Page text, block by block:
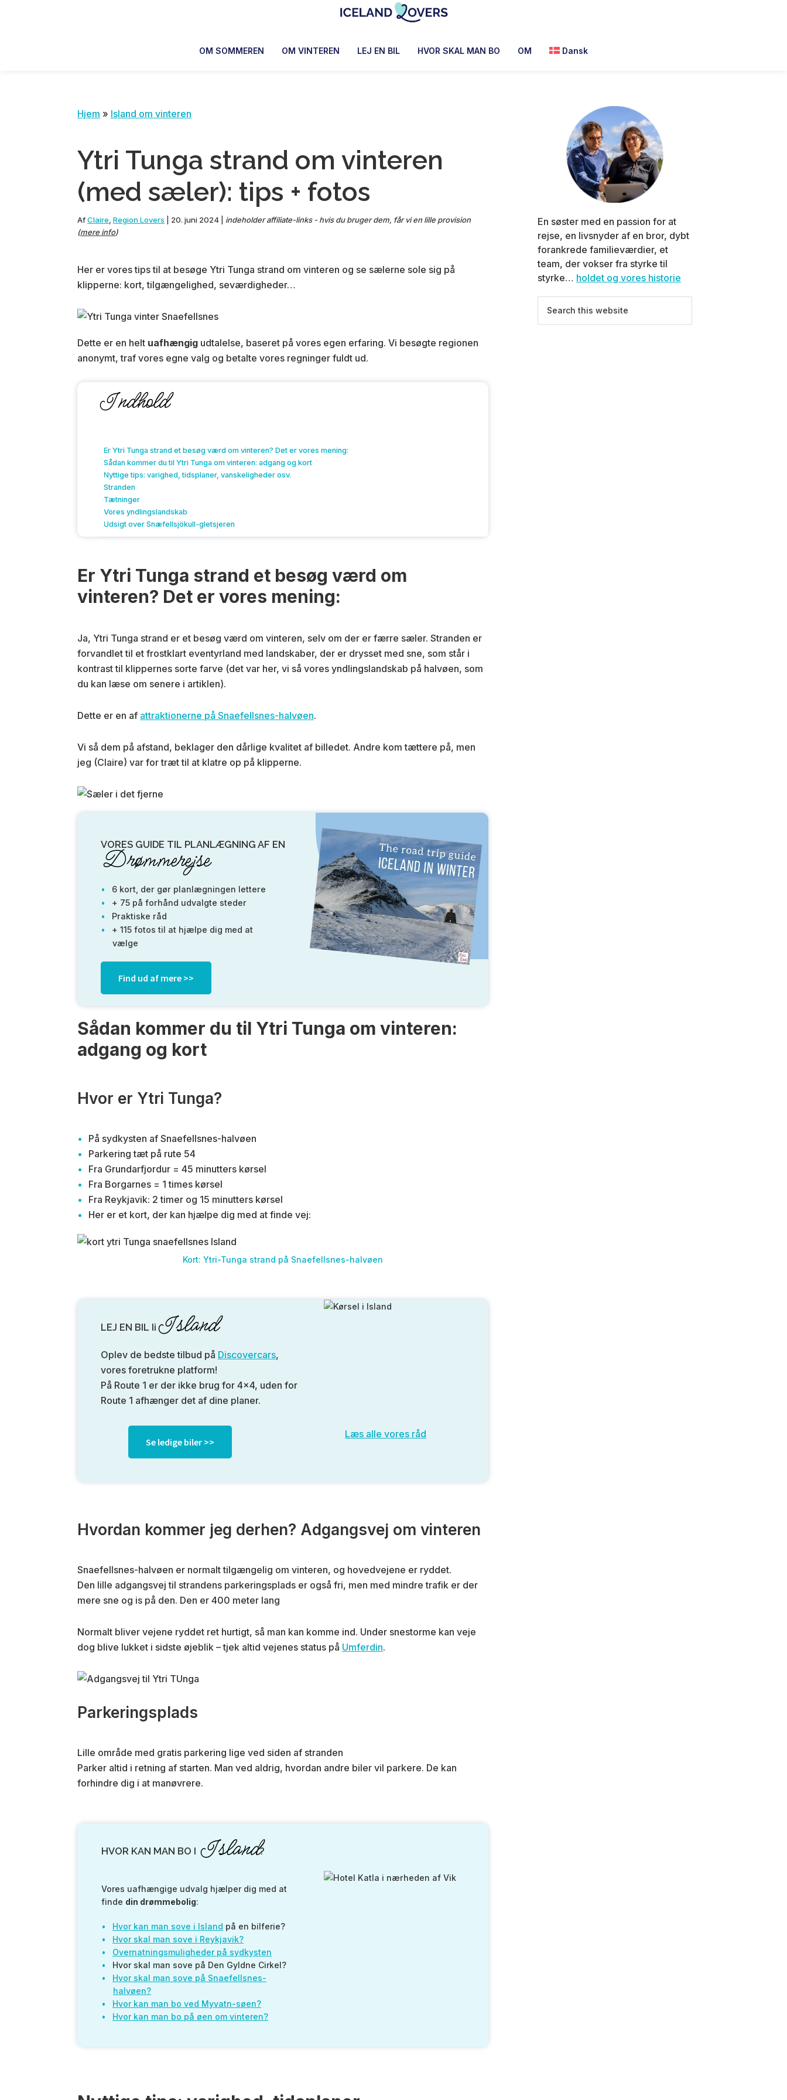
Blog
OM SOMMEREN OM VINTEREN LEJ EN BIL HVOR SKAL MAN BO OM Dansk
Hjem » Island om vinteren
Ytri Tunga strand om vinteren
(med sæler): tips + fotos
AfClaire Region Lovers 20. juni 2024
indeholder affiliate-links - hvis du bruger dem, får vi en lille provision
(mere info)
Her er vores tips til at besøge Ytri Tunga strand om vinteren og se sælerne sole sig på
klipperne: kort, tilgængelighed, seværdigheder…
Dette er en helt uafhængig udtalelse, baseret på vores egen erfaring. Vi besøgte regionen
anonymt, traf vores egne valg og betalte vores regninger fuldt ud.
Indhold
Er Ytri Tunga strand et besøg værd om vinteren? Det er vores mening:
Sådan kommer du til Ytri Tunga om vinteren: adgang og kort
Nyttige tips: varighed, tidsplaner, vanskeligheder osv.
Stranden
Tætninger
Vores yndlingslandskab
Udsigt over Snæfellsjökull-gletsjeren
Er Ytri Tunga strand et besøg værd om
vinteren? Det er vores mening:
Ja, Ytri Tunga strand er et besøg værd om vinteren, selv om der er færre sæler. Stranden er
forvandlet til et frostklart eventyrland med landskaber, der er drysset med sne, som står i
kontrast til klippernes sorte farve (det var her, vi så vores yndlingslandskab på halvøen, som
du kan læse om senere i artiklen).
Dette er en af attraktionerne på Snaefellsnes-halvøen.
Vi så dem på afstand, beklager den dårlige kvalitet af billedet. Andre kom tættere på, men
jeg (Claire) var for træt til at klatre op på klipperne.
VORES GUIDE TIL PLANLÆGNING AF EN
Drømmerejse
6 kort, der gør planlægningen lettere
+ 75 på forhånd udvalgte steder
Praktiske råd
+ 115 fotos til at hjælpe dig med at
vælge
Find ud af mere >>
Sådan kommer du til Ytri Tunga om vinteren:
adgang og kort
Hvor er Ytri Tunga?
På sydkysten af Snaefellsnes-halvøen
Parkering tæt på rute 54
Fra Grundarfjordur = 45 minutters kørsel
Fra Borgarnes = 1 times kørsel
Fra Reykjavik: 2 timer og 15 minutters kørsel
Her er et kort, der kan hjælpe dig med at finde vej:
Kort: Ytri-Tunga strand på Snaefellsnes-halvøen
LEJ EN BIL Ii Island
Oplev de bedste tilbud på Discovercars,
vores foretrukne platform!
På Route 1 er der ikke brug for 4×4, uden for
Route 1 afhænger det af dine planer.
Se ledige biler >>
Læs alle vores råd
Hvordan kommer jeg derhen? Adgangsvej om vinteren
Snaefellsnes-halvøen er normalt tilgængelig om vinteren, og hovedvejene er ryddet.
Den lille adgangsvej til strandens parkeringsplads er også fri, men med mindre trafik er der
mere sne og is på den. Den er 400 meter lang
Normalt bliver vejene ryddet ret hurtigt, så man kan komme ind. Under snestorme kan veje
dog blive lukket i sidste øjeblik – tjek altid vejenes status på Umferdin.
Parkeringsplads
Lille område med gratis parkering lige ved siden af stranden
Parker altid i retning af starten. Man ved aldrig, hvordan andre biler vil parkere. De kan
forhindre dig i at manøvrere.
HVOR KAN MAN BO I Island?
Vores uafhængige udvalg hjælper dig med at
finde din drømmebolig:
Hvor kan man sove i Island på en bilferie?
Hvor skal man sove i Reykjavik?
Overnatningsmuligheder på sydkysten
Hvor skal man sove på Den Gyldne Cirkel?
Hvor skal man sove på Snaefellsnes-
halvøen?
Hvor kan man bo ved Myvatn-søen?
Hvor kan man bo på øen om vinteren?
Primary
Sidebar
En søster med en passion for at
rejse, en livsnyder af en bror, dybt
forankrede familieværdier, et
team, der vokser fra styrke til
styrke… holdet og vores historie
this